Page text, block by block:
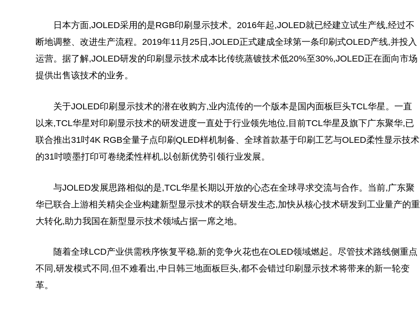
日本方面,JOLED采用的是RGB印刷显示技术。2016年起,JOLED就已经建立试生产线,经过不
断地调整、改进生产流程。2019年11月25日,JOLED正式建成全球第一条印刷式OLED产线,并投入
运营。据了解,JOLED研发的印刷显示技术成本比传统蒸镀技术低20%至30%,JOLED正在面向市场
提供出售该技术的业务。
关于JOLED印刷显示技术的潜在收购方,业内流传的一个版本是国内面板巨头TCL华星。一直
以来,TCL华星对印刷显示技术的研发进度一直处于行业领先地位,目前TCL华星及旗下广东聚华,已
联合推出31吋4K RGB全量子点印刷QLED样机制备、全球首款基于印刷工艺与OLED柔性显示技术
的31吋喷墨打印可卷绕柔性样机,以创新优势引领行业发展。
与JOLED发展思路相似的是,TCL华星长期以开放的心态在全球寻求交流与合作。当前,广东聚
华已联合上游相关精尖企业构建新型显示技术的联合研发生态,加快从核心技术研发到工业量产的重
大转化,助力我国在新型显示技术领域占据一席之地。
随着全球LCD产业供需秩序恢复平稳,新的竞争火花也在OLED领域燃起。尽管技术路线侧重点
不同,研发模式不同,但不难看出,中日韩三地面板巨头,都不会错过印刷显示技术将带来的新一轮变
革。